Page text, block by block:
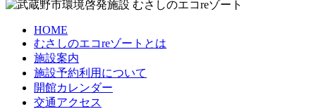
HOME
むさしのエコreゾートとは
施設案内
施設予約利用について
開館カレンダー
交通アクセス